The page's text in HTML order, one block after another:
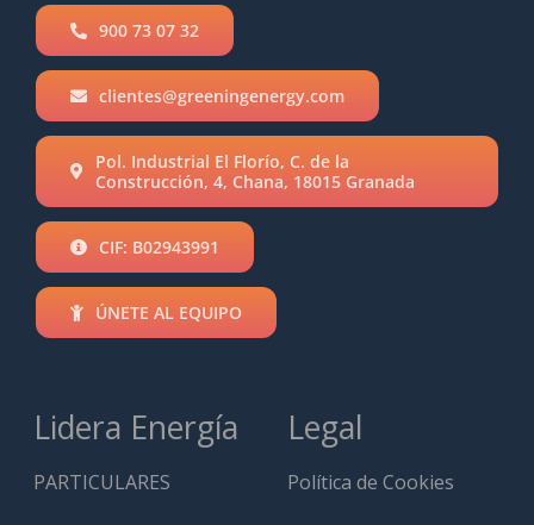
900 73 07 32
clientes@greeningenergy.com
Pol. Industrial El Florío, C. de la
Construcción, 4, Chana, 18015 Granada
CIF: B02943991
ÚNETE AL EQUIPO
Lidera Energía
PARTICULARES
Legal
Política de Cookies